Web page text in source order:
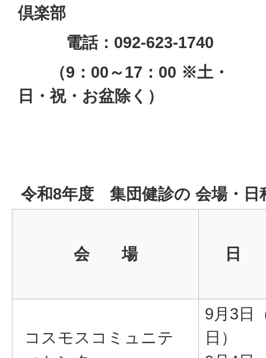
倶楽部
電話：092-623-1740
（9：00～17：00 ※土・
日・祝・お盆除く ）
令和8年度 集団健診の 会場・日
会 場 日
コスモスコミュニテ
9月3日
日）